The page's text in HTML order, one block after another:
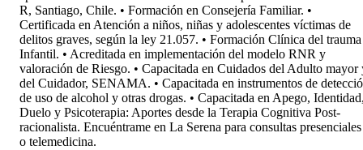
R, Santiago, Chile. • Formación en Consejería Familiar. •
Certificada en Atención a niños, niñas y adolescentes víctimas de
delitos graves, según la ley 21.057. • Formación Clínica del trauma
Infantil. • Acreditada en implementación del modelo RNR y
valoración de Riesgo. • Capacitada en Cuidados del Adulto mayor
del Cuidador, SENAMA. • Capacitada en instrumentos de
de uso de alcohol y otras drogas. • Capacitada en Apego,
Duelo y Psicoterapia: Aportes desde la Terapia Cognitiva Post-
racionalista. Encuéntrame en La Serena para consultas presenciales
o telemedicina.